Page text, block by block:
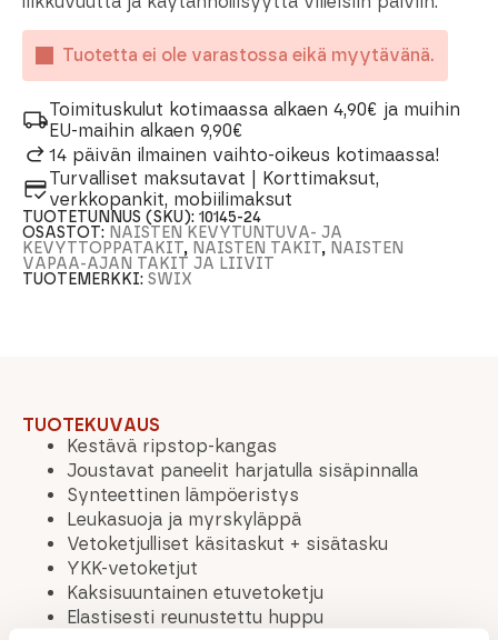
Tuotetta ei ole varastossa eikä myytävänä.
Toimituskulut kotimaassa alkaen 4,90€ ja muihin
EU-maihin alkaen 9,90€
14 päivän ilmainen vaihto-oikeus kotimaassa!
Turvalliset maksutavat | Korttimaksut,
verkkopankit, mobiilimaksut
TUOTETUNNUS (SKU):10145-24
OSASTOT: NAISTEN KEVYTUNTUVA- JA
KEVYTTOPPATAKIT, NAISTEN TAKIT, NAISTEN
VAPAA-AJAN TAKIT JA LIIVIT
TUOTEMERKKI:SWIX
TUOTEKUVAUS
Kestävä ripstop-kangas
Joustavat paneelit harjatulla sisäpinnalla
Synteettinen lämpöeristys
Leukasuoja ja myrskyläppä
Vetoketjulliset käsitaskut + sisätasku
YKK-vetoketjut
Kaksisuuntainen etuvetoketju
Elastisesti reunustettu huppu